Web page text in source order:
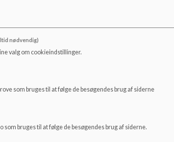
19. februar 2025
20. marts 2025
28. april 2025
19. maj 2025
nødvendig)
valg om cookieindstillinger.
som bruges til at følge de besøgendes brug af siderne
bruges til at følge de besøgendes brug af siderne.